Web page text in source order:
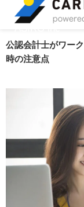
公認会計士がワー
時の注意点